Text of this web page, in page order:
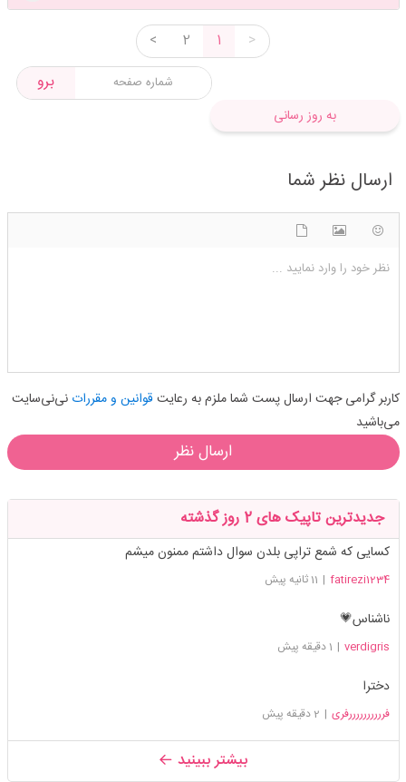
>
1
2
<
برو
به روز رسانی
ارسال نظر شما
نظر خود را وارد نمایید ...
کاربر گرامی جهت ارسال پست شما ملزم به رعایت قوانین و مقرراتنی‌نی‌سایت
می‌باشید
ارسال نظر
جدیدترین تاپیک های 2 روز گذشته
کسایی که شمع تراپی بلدن سوال داشتم ممنون میشم
fatirezi1234
| 11 ثانیه پیش
ناشناس💗
verdigris
| 1 دقیقه پیش
دخترا
فررررررررررفری | 2 دقیقه پیش
بیشتر ببینید